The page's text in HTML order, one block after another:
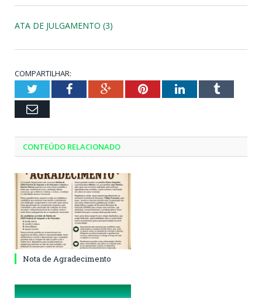
ATA DE JULGAMENTO (3)
COMPARTILHAR:
TwitterFacebookGoogle+PinterestLinkedInTumblr
Email
CONTEÚDO RELACIONADO
Nota de Agradecimento